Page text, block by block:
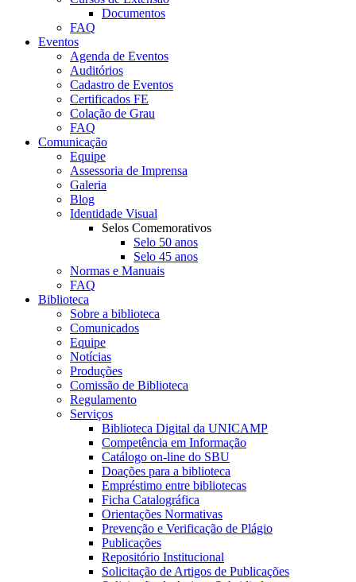
Documentos
FAQ
Eventos
Agenda de Eventos
Auditórios
Cadastro de Eventos
Certificados FE
Colação de Grau
FAQ
Comunicação
Equipe
Assessoria de Imprensa
Galeria
Blog
Identidade Visual
Selos Comemorativos
Selo 50 anos
Selo 45 anos
Normas e Manuais
FAQ
Biblioteca
Sobre a biblioteca
Comunicados
Equipe
Notícias
Produções
Comissão de Biblioteca
Regulamento
Serviços
Biblioteca Digital da UNICAMP
Competência em Informação
Catálogo on-line do SBU
Doações para a biblioteca
Empréstimo entre bibliotecas
Ficha Catalográfica
Orientações Normativas
Prevenção e Verificação de Plágio
Publicações
Repositório Institucional
Solicitação de Artigos de Publicações